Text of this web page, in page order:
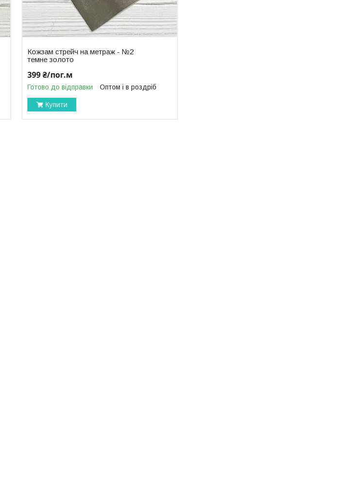
Кожзам стрейч на метраж - №2
темне золото
399 ₴/пог.м
Готово до відправки Оптом і в роздріб
Купити